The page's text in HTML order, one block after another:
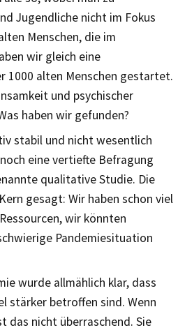
Jugendliche nicht im Fokus
Menschen, die im
wir gleich eine
1000 alten Menschen gestartet.
und psychischer
haben wir gefunden?
stabil und nicht wesentlich
eine vertiefte Befragung
qualitative Studie. Die
gesagt: Wir haben schon viel
wir könnten
Pandemiesituation
wurde allmählich klar, dass
stärker betroffen sind. Wenn
das nicht überraschend. Sie